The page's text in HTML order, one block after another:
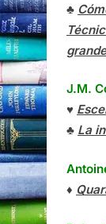
♣
J.M.
♥
♣ La
♦